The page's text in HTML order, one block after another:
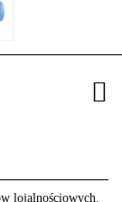
lojalnościowych.